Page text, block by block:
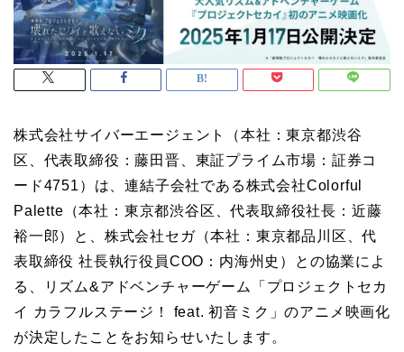
株式会社サイバーエージェント（本社：東京都渋谷
区、代表取締役：藤田晋、東証プライム市場：証券コ
ード4751）は、連結子会社である株式会社Colorful
Palette（本社：東京都渋谷区、代表取締役社長：近藤
裕一郎）と、株式会社セガ（本社：東京都品川区、代
表取締役 社長執行役員COO：内海州史）との協業によ
る、リズム&アドベンチャーゲーム「プロジェクトセカ
イ カラフルステージ！ feat. 初音ミク」のアニメ映画化
が決定したことをお知らせいたします。